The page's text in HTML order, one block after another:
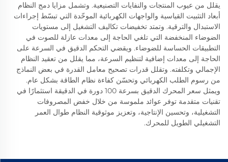
يقلل من عيوب المنتجات والنفايات التصنيعية. وتشمل مزايا دمج النظام
أبعاد التثبيت القياسية والواجهات الكهربائية الموحّدة التي تبسّط إجراءات
الاستبدال والترقية. وتمتد تخفيضات تكاليف التشغيل إلى مستويات
الضوضاء المنخفضة التي تلغي الحاجة إلى معدات عازلة للصوت في
التطبيقات الحساسة للضوضاء. ويقضي التحكم الدقيق في السرعة على
الحاجة إلى معدات إضافية لتنظيم السرعة، مما يقلل من تعقيد النظام
الإجمالي وتكلفته. وتقلل قدرات تصحيح معامل القدرة في بعض النماذج
من رسوم الطلب الكهربائي وتحسّن كفاءة نظام الطاقة بشكل عام.
ويمثل سعر المحرك الدقيق بسرعة 100 دورة في الدقيقة استثمارًا في
تقنيات متقدمة توفر عوائد ملموسة من خلال خفض المصروفات
التشغيلية، وتحسين الإنتاجية، وتعزيز موثوقية النظام طوال العمر
التشغيلي الطويل للمحرك.